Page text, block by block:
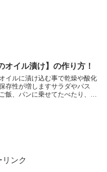
オイル漬け】の作り方！
イルに漬け込む事で乾燥や酸化
存性が増しますサラダやパス
飯、パンに乗せてたべたり、グ
リンク